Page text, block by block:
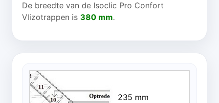
De breedte van de Isoclic Pro Confort
Vlizotrappen is 380 mm.
235 mm